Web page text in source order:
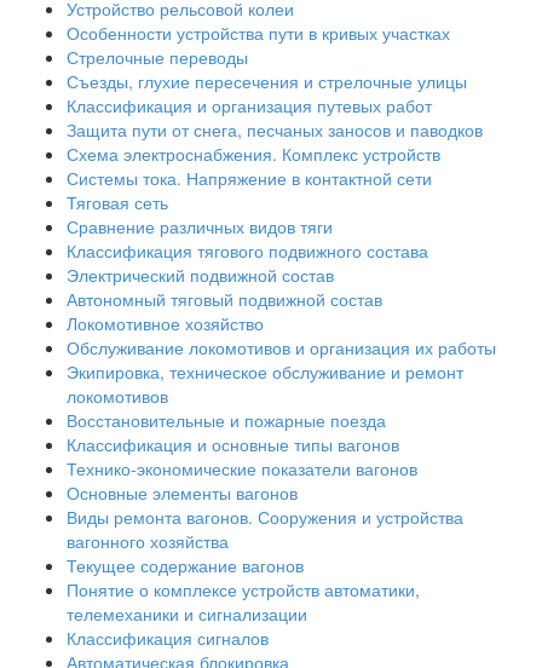
Устройство рельсовой колеи
Особенности устройства пути в кривых участках
Стрелочные переводы
Съезды, глухие пересечения и стрелочные улицы
Классификация и организация путевых работ
Защита пути от снега, песчаных заносов и паводков
Схема электроснабжения. Комплекс устройств
Системы тока. Напряжение в контактной сети
Тяговая сеть
Сравнение различных видов тяги
Классификация тягового подвижного состава
Электрический подвижной состав
Автономный тяговый подвижной состав
Локомотивное хозяйство
Обслуживание локомотивов и организация их работы
Экипировка, техническое обслуживание и ремонт
локомотивов
Восстановительные и пожарные поезда
Классификация и основные типы вагонов
Технико-экономические показатели вагонов
Основные элементы вагонов
Виды ремонта вагонов. Сооружения и устройства
вагонного хозяйства
Текущее содержание вагонов
Понятие о комплексе устройств автоматики,
телемеханики и сигнализации
Классификация сигналов
Автоматическая блокировка